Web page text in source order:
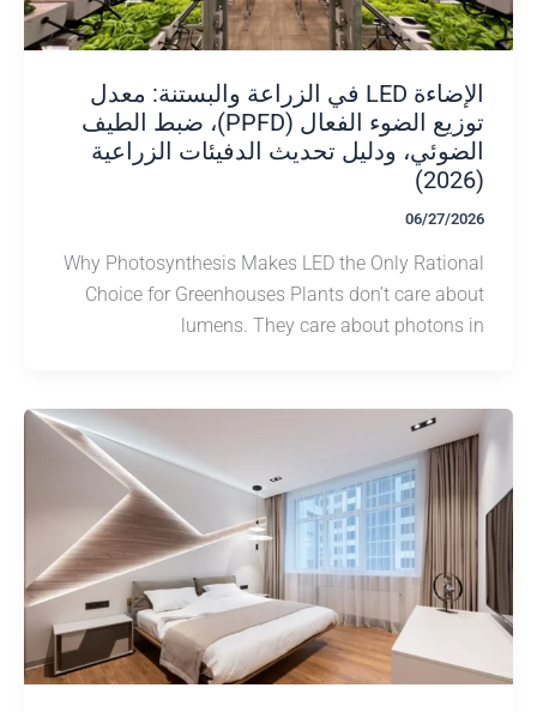
الإضاءة LED في الزراعة والبستنة: معدل
توزيع الضوء الفعال (PPFD)، ضبط الطيف
ودليل تحديث الدفيئات الزراعية
Why Photosynthesis Makes LED the Only
Choice for Greenhouses Plants don’t care
lumens. They care about